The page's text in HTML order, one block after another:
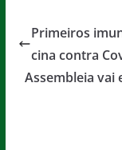
e
b
o
er
Primeiros
cina contra
Assembleia vai